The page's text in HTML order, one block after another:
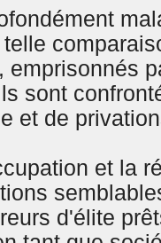
emprisonnés
sont
et de
et la
d'élite